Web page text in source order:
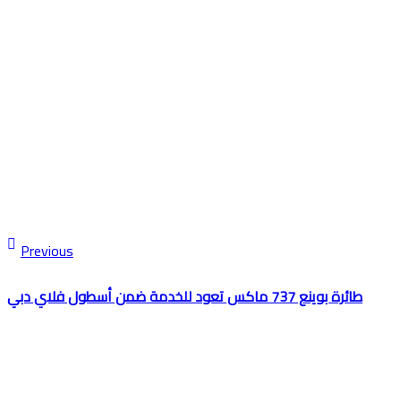
Previous
طائرة بوينع 737 ماكس تعود للخدمة ضمن أسطول فلاي دبي